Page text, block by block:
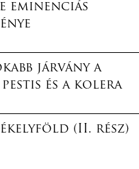
eminenciás
járvány a
és a kolera
(II. rész)